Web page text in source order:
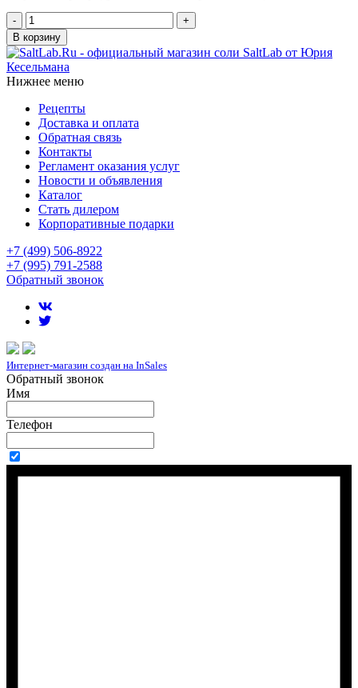
-
+
В корзину
Нижнее меню
Рецепты
Доставка и оплата
Обратная связь
Контакты
Регламент оказания услуг
Новости и объявления
Каталог
Стать дилером
Корпоративные подарки
+7 (499) 506-8922
+7 (995) 791-2588
Обратный звонок
Интернет-магазин создан на InSales
Обратный звонок
Имя
Телефон